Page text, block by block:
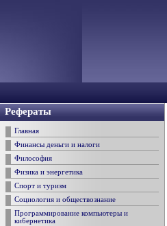
Рефераты
Главная
Финансы деньги и налоги
Философия
Физика и энергетика
Спорт и туризм
Социология и обществознание
Программирование компьютеры и
кибернетика